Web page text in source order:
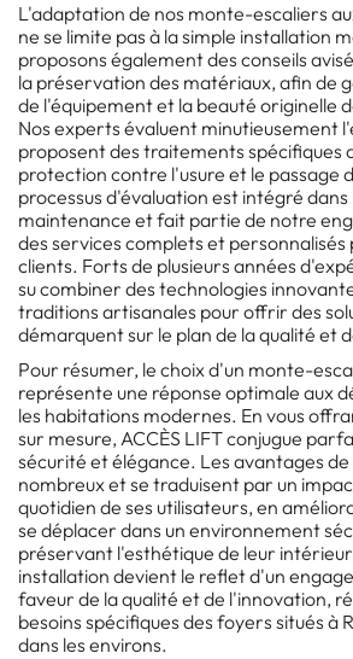
L'adaptation de nos monte-escaliers
ne se limite pas à la simple installation
proposons également des conseils
la préservation des matériaux, afin de
de l'équipement et la beauté originelle
Nos experts évaluent minutieusement
proposent des traitements spécifiques
protection contre l'usure et le passage
processus d'évaluation est intégré
maintenance et fait partie de notre
des services complets et personnalisés
clients. Forts de plusieurs années
su combiner des technologies
traditions artisanales pour offrir des
démarquent sur le plan de la qualité et
Pour résumer, le choix d'un monte-
représente une réponse optimale aux
les habitations modernes. En vous
sur mesure, ACCÈS LIFT conjugue
sécurité et élégance. Les avantages
nombreux et se traduisent par un
quotidien de ses utilisateurs, en
se déplacer dans un environnement
préservant l'esthétique de leur
installation devient le reflet d'un
faveur de la qualité et de l'innovation,
besoins spécifiques des foyers situés à
dans les environs.